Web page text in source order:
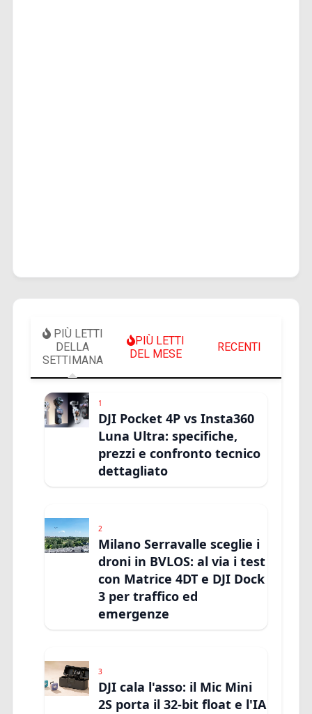
PIÙ LETTI
DELLA
SETTIMANA
PIÙ LETTI
DEL MESE
RECENTI
1
DJI Pocket 4P vs Insta360
Luna Ultra: specifiche,
prezzi e confronto tecnico
dettagliato
2
Milano Serravalle sceglie i
droni in BVLOS: al via i test
con Matrice 4DT e DJI Dock
3 per traffico ed
emergenze
3
DJI cala l'asso: il Mic Mini
2S porta il 32-bit float e l'IA